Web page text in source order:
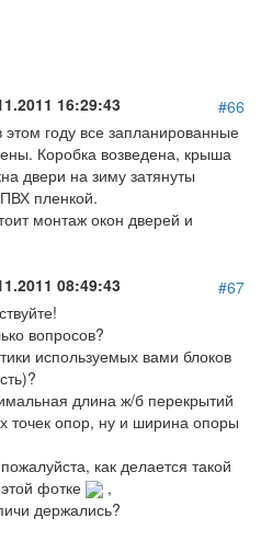
16:29:43
#66
этом году все запланированные
Коробка возведена, крыша
двери на зиму затянуты
пленкой.
монтаж окон дверей и
08:49:43
#67
вопросов?
используемых вами блоков
длина ж/б перекрытий
точек опор, ну и ширина опоры
как делается такой
фотке
,
держались?